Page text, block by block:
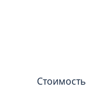
Стоимость